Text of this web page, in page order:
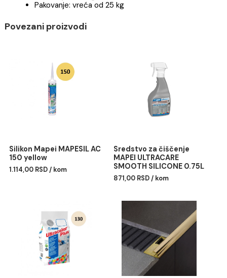
sati; – za podove: posle 24 sata.
Spremno za upotrebu: posle približno 14 dana
Rok trajanja: 12 meseci.
Potrošnja: 2–5 kg/m².
Pakovanje: vreća od 25 kg
Povezani proizvodi
Silikon Mapei MAPESIL AC
150 yellow
1.114,00 RSD / kom
Sredstvo za čiščenje
MAPEI ULTRACARE
SMOOTH SILICONE 0.75L
871,00 RSD / kom